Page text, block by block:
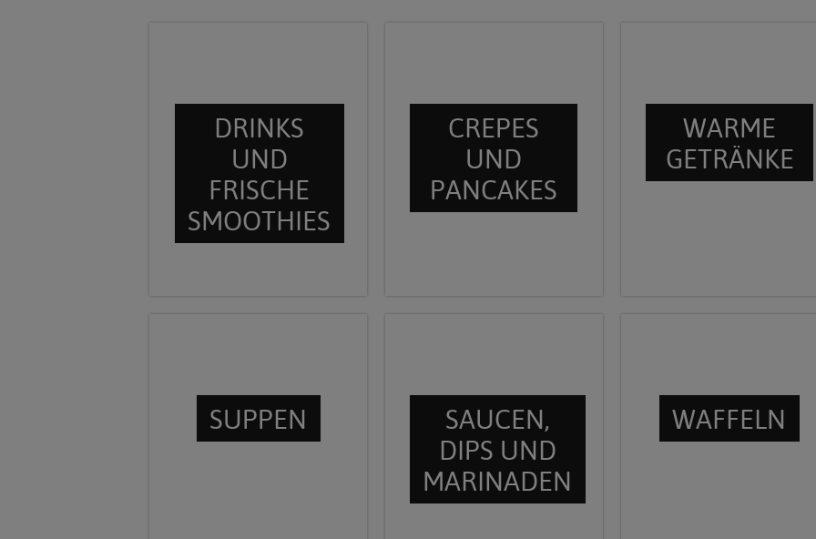
DRINKS
UND
FRISCHE
SMOOTHIES
CREPES
UND
PANCAKES
WARME
GETRÄNKE
SUPPEN
SAUCEN,
DIPS UND
MARINADEN
WAFFELN